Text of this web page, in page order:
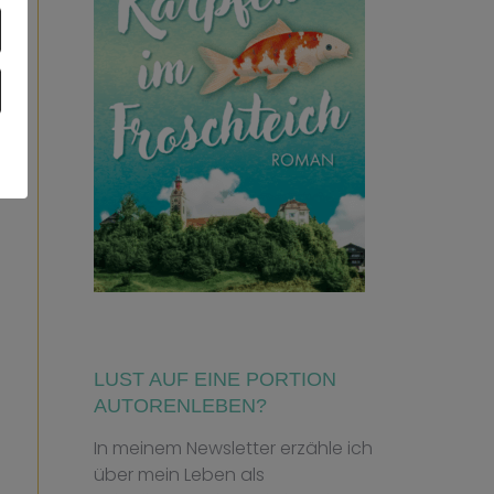
LUST AUF EINE PORTION
AUTORENLEBEN?
In meinem Newsletter erzähle ich
über mein Leben als